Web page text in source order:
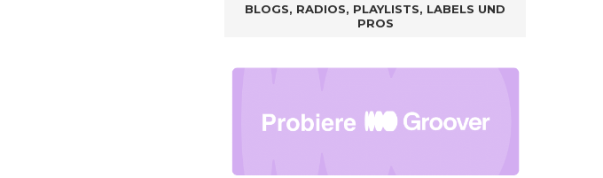
BLOGS, RADIOS, PLAYLISTS, LABELS UND
PROS